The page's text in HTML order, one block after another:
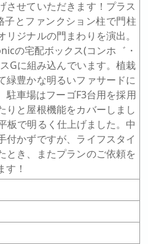
させていただきます！プラス
子とファンクション柱で門柱
リジナルの門まわりを演出。
の宅配ボックス(コンホ゛・
Gに組み込んでいます。植栽
緑豊かな明るいファサードに
駐車場はフーゴF3台用を採用
りと屋根機能をカバーしまし
板で明るく仕上げました。中
付かずですが、ライフスタイ
とき、またプランのご依頼を
す！